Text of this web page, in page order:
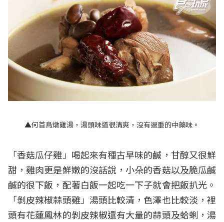
▲何首烏燉雞湯，湯頭味道很清爽，沒有過重的中藥味。
「香菇瓜仔雞」喝起來有種古早味的鹹，甘醇又很鮮
甜，雞肉更是鮮嫩的沒話說，小朵的香菇以及脆瓜鹹
鹹的很下飯，配著白飯一起吃一下子就會把飯扒光。
「剝皮辣椒蒜頭雞」湯頭比較清，色澤也比較淡，裡
頭有花蓮鳳林的剝皮辣椒還有大量的蒜頭及蛤蜊，湯